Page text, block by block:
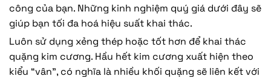
công của bạn. Những kinh nghiệm quý giá dưới đây sẽ
giúp bạn tối đa hoá hiệu suất khai thác.
Luôn sử dụng xẻng thép hoặc tốt hơn để khai thác
quặng kim cương. Hầu hết kim cương xuất hiện theo
kiểu “vân”, có nghĩa là nhiều khối quặng sẽ liên kết với